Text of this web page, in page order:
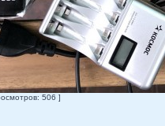
506 ]